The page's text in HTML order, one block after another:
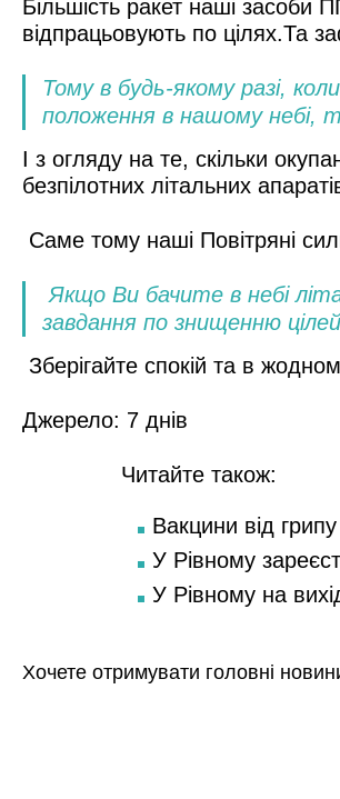
Більшість ракет наші засоби
відпрацьовують по цілях.Та
Тому в будь-якому разі,
положення в нашому небі,
І з огляду на те, скільки
безпілотних літальних
Саме тому наші Повітряні
Якщо Ви бачите в небі
завдання по знищенню
Зберігайте спокій та в
Джерело: 7 днів
Читайте також:
Вакцини від
У Рівному
У Рівному на
Хочете отримувати головні